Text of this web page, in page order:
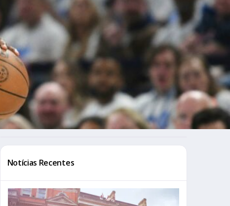
Notícias Recentes